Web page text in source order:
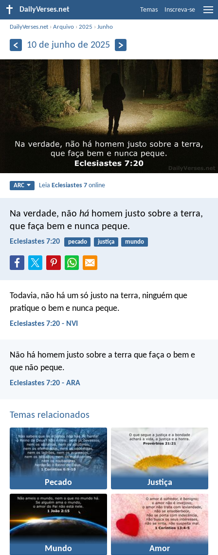
DailyVerses.net Temas Inscreva-se
DailyVerses.net ›Arquivo ›2025 ›Junho
10 de junho de 2025
ARC LeiaEclesiastes 7 online
Na verdade, não há homem justo sobre a terra,
que faça bem e nunca peque.
Eclesiastes 7:20 pecado justiça mundo
Todavia, não há um só justo na terra, ninguém que
pratique o bem e nunca peque.
Eclesiastes 7:20 - NVI
Não há homem justo sobre a terra que faça o bem e
que não peque.
Eclesiastes 7:20 - ARA
Temas relacionados
Pecado Justiça
Mundo Amor